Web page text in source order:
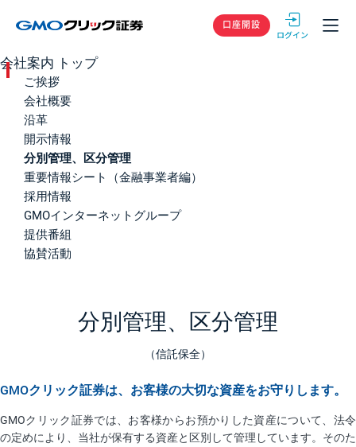
GMOクリック
口座開設
会社案内 トップ
ご挨拶
会社概要
沿革
開示情報
分別管理、区分管理
重要情報シート（金融事業者編）
採用情報
GMOインターネットグループ
提供番組
協賛活動
分別管理、区分管理
（信託保全）
GMOクリック証券は、お客様の大切な資産をお守りします。
GMOクリック証券では、お客様からお預かりした資産について、法令
の定めにより、当社が保有する資産と区別して管理しています。そのた